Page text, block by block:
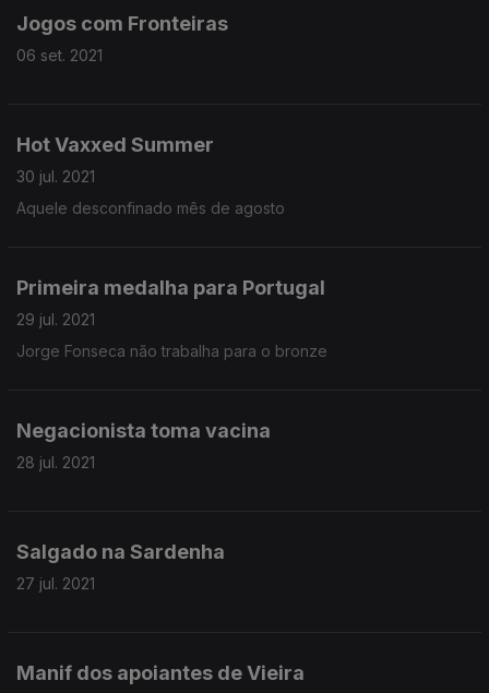
Jogos com Fronteiras
06 set. 2021
Hot Vaxxed Summer
30 jul. 2021
Aquele desconfinado mês de agosto
Primeira medalha para Portugal
29 jul. 2021
Jorge Fonseca não trabalha para o bronze
Negacionista toma vacina
28 jul. 2021
Salgado na Sardenha
27 jul. 2021
Manif dos apoiantes de Vieira